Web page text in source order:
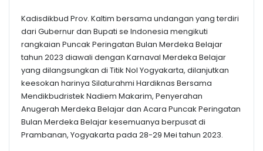
Kadisdikbud Prov. Kaltim bersama undangan yang terdiri
dari Gubernur dan Bupati se Indonesia mengikuti
rangkaian Puncak Peringatan Bulan Merdeka Belajar
tahun 2023 diawali dengan Karnaval Merdeka Belajar
yang dilangsungkan di Titik Nol Yogyakarta, dilanjutkan
keesokan harinya Silaturahmi Hardiknas Bersama
Mendikbudristek Nadiem Makarim, Penyerahan
Anugerah Merdeka Belajar dan Acara Puncak Peringatan
Bulan Merdeka Belajar kesemuanya berpusat di
Prambanan, Yogyakarta pada 28-29 Mei tahun 2023.